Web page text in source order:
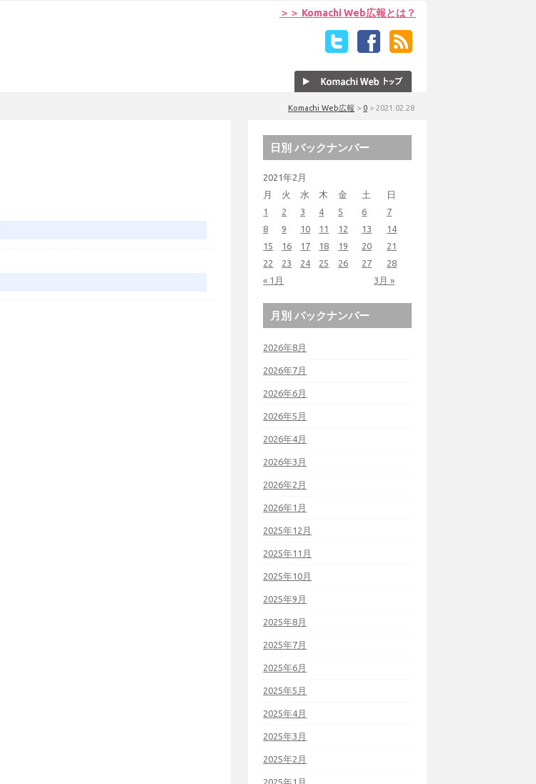
＞＞ Komachi Web広報とは？
Komachi Web広報 > 0 > 2021.02.28
日別 バックナンバー
2021年2月
月
火 水 木 金 土 日
« 1月 3月 »
1 2 3 4 5 6
7
8
9 10 11 12 13
14
15
16 17 18 19 20
21
22
23 24 25 26 27 28
月別 バックナンバー
2026年8月
2026年7月
2026年6月
2026年5月
2026年4月
2026年3月
2026年2月
2026年1月
2025年12月
2025年11月
2025年10月
2025年9月
2025年8月
2025年7月
2025年6月
2025年5月
2025年4月
2025年3月
2025年2月
2025年1月